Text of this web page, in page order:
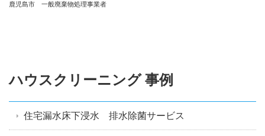
鹿児島市 一般廃棄物処理事業者
ハウスクリーニング 事例
住宅漏水床下浸水 排水除菌サービス